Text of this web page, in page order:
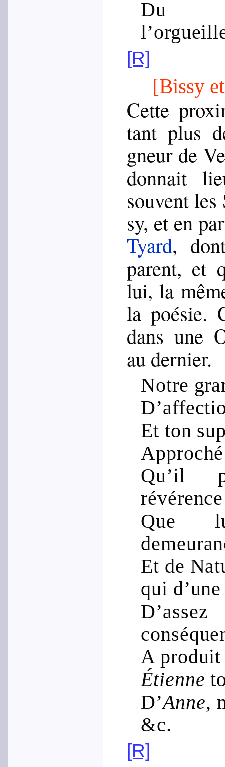
Du
[R]
[Bissy
Cette
tant plus
gneur de
don­nait
sou­vent
sy, et en
Tyard,
parent, et
lui, la
la poé­sie.
dans une
au der­nier.
Notre
Et ton
Qu’il
révérence
Que
Et de
qui
A
Étienne
D’Anne,
&c.
[R]